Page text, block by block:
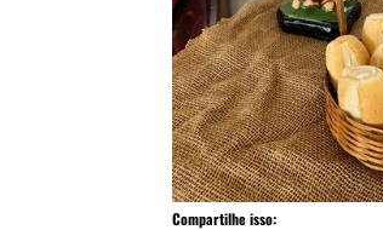
Compartilhe isso: